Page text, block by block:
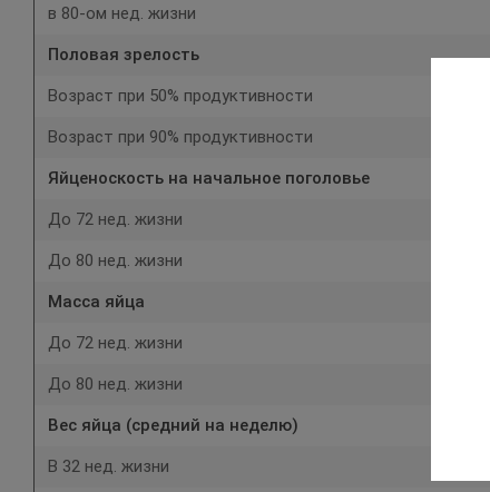
в 80-ом нед. жизни
Половая зрелость
Возраст при 50% продуктивности
Возраст при 90% продуктивности
Яйценоскость на начальное поголовье
До 72 нед. жизни
До 80 нед. жизни
Масса яйца
До 72 нед. жизни
До 80 нед. жизни
Вес яйца (средний на неделю)
В 32 нед. жизни